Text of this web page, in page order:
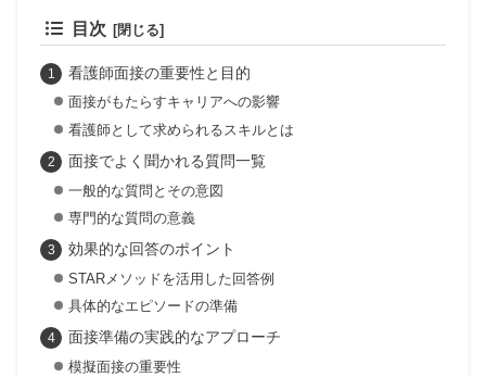
目次
看護師面接の重要性と目的
面接がもたらすキャリアへの影響
看護師として求められるスキルとは
面接でよく聞かれる質問一覧
一般的な質問とその意図
専門的な質問の意義
効果的な回答のポイント
STARメソッドを活用した回答例
具体的なエピソードの準備
面接準備の実践的なアプローチ
模擬面接の重要性